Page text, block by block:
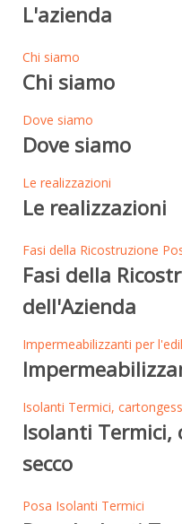
L'azienda
Chi siamo
Chi siamo
Dove siamo
Dove siamo
Le realizzazioni
Le realizzazioni
Fasi della Ricostruzione
Fasi della
dell'Azienda
Impermeabilizzanti per
Isolanti Termici,
Isolanti Termici,
secco
Posa Isolanti Termici